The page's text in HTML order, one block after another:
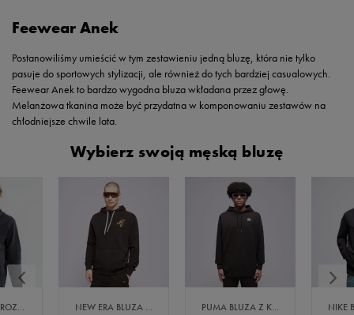
Feewear Anek
Postanowiliśmy umieścić w tym zestawieniu jedną bluzę, która nie tylko
pasuje do sportowych stylizacji, ale również do tych bardziej casualowych.
Feewear Anek to bardzo wygodna bluza wkładana przez głowę.
Melanżowa tkanina może być przydatna w komponowaniu zestawów na
chłodniejsze chwile lata.
Wybierz swoją męską bluzę
NIKE BLUZA ROZPINANA SPORTSWEAR CLUB FLEECE NEW ERA BLUZA Z KAPTUREM NE SCRIPT LOGO NONE PUMA BLUZA Z KAPTUREM FOR THE FANBASE SUPER PUMA